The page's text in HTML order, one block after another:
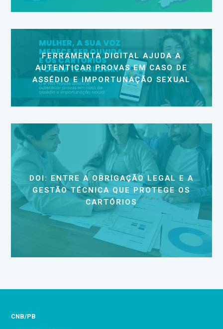
FERRAMENTA DIGITAL AJUDA A
AUTENTICAR PROVAS EM CASO DE
ASSÉDIO E IMPORTUNAÇÃO SEXUAL
DOI: ENTRE A OBRIGAÇÃO LEGAL E A
GESTÃO TÉCNICA QUE PROTEGE OS
CARTÓRIOS
CNB/PB